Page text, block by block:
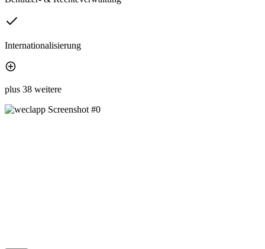
Internationalisierung
plus 38 weitere